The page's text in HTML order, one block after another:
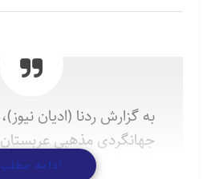
به گزارش ردنا (ادیان
جهانگردی مذهبی
۸۵ میلیارد ریال برای
ادامه مطلب